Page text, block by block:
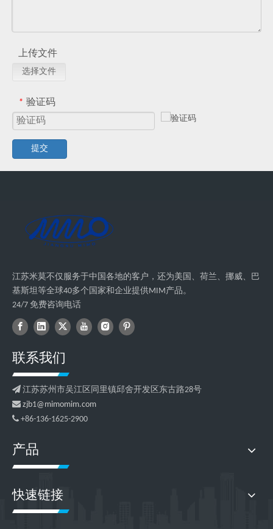
上传文件
选择文件
* 验证码
提交
江苏米莫不仅服务于中国各地的客户，还为美国、荷兰、挪威、巴
基斯坦等全球40多个国家和企业提供MIM产品。
24/7 免费咨询电话
联系我们
 江苏苏州市吴江区同里镇邱舍开发区东古路28号
 zjb1@mimomim.com
 +86-136-1625-2900
产品
快速链接